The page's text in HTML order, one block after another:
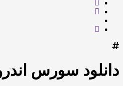
دانلود سورس